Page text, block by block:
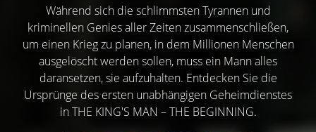
Während sich die schlimmsten Tyrannen und
kriminellen Genies aller Zeiten zusammenschließen,
um einen Krieg zu planen, in dem Millionen Menschen
ausgelöscht werden sollen, muss ein Mann alles
daransetzen, sie aufzuhalten. Entdecken Sie die
Ursprünge des ersten unabhängigen Geheimdienstes
in THE KING'S MAN – THE BEGINNING.